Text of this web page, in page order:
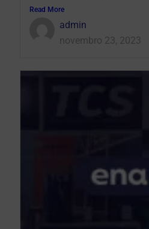
Read More
admin
novembro 23, 2023